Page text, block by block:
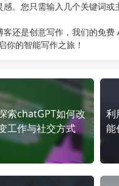
。您只需输入几个关键词或
还是创意写作，我们的免费
你的智能写作之旅！
索chatGPT如何改
工作与社交方式
利
能